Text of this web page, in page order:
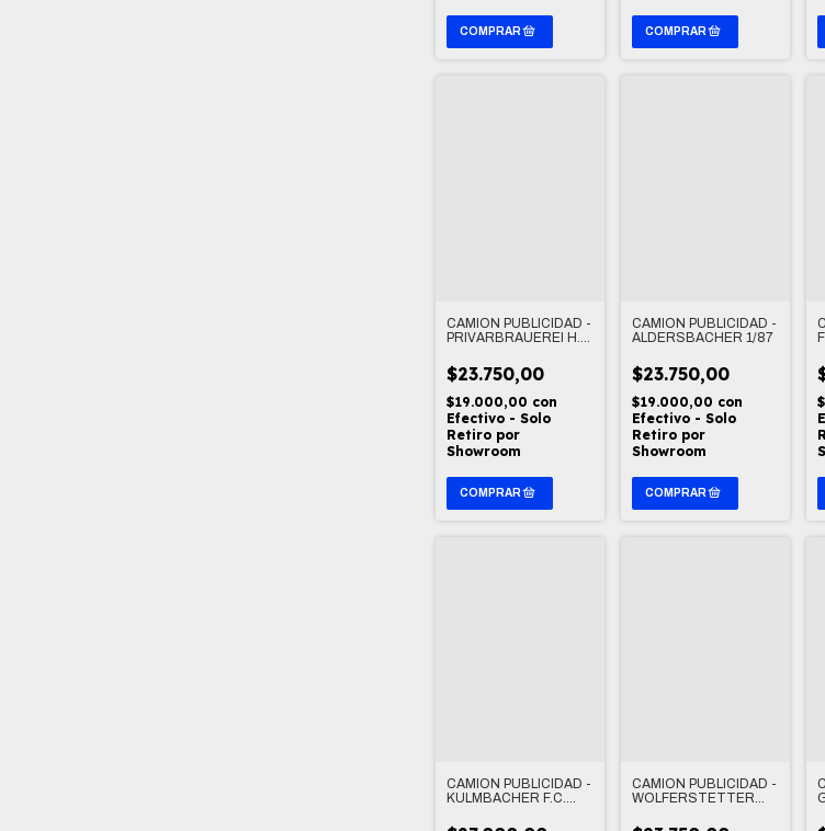
CAMION PUBLICIDAD -
PRIVARBRAUEREI H.
$23.750,00
$19.000,00 con
Efectivo - Solo
Retiro por
Showroom
CAMION PUBLICIDAD -
ALDERSBACHER 1/87
$23.750,00
$19.000,00 con
Efectivo - Solo
Retiro por
Showroom
CAMION PUBLICIDAD -
KULMBACHER F.C.
CAMION PUBLICIDAD -
WOLFERSTETTER